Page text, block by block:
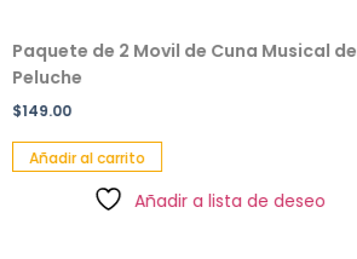
Paquete de 2 Movil de Cuna Musical de
Peluche
$149.00
Añadir al carrito
Añadir a lista de deseo